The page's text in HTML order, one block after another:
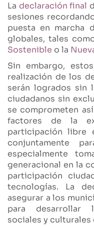
La declaración final
sesiones
puesta en marcha
globales, tales
Sostenible o la
Sin embargo,
realización de los
serán logrados sin
ciudadanos sin
se comprometen
factores de la
participación libre
conjuntamente
especialmente
generacional en la
participación
tecnologías. La
asegurar a los
para desarrollar
sociales y culturales